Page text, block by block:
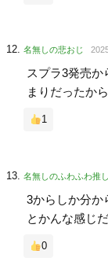
名無しの悲おじ
スプラ3発売
まりだったか
1
名無しのふわふわ推し
3からしか分か
とかんな感じ
0